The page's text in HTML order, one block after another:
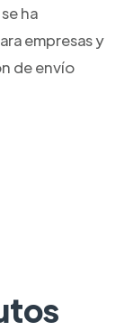
ha
empresas y
de envío